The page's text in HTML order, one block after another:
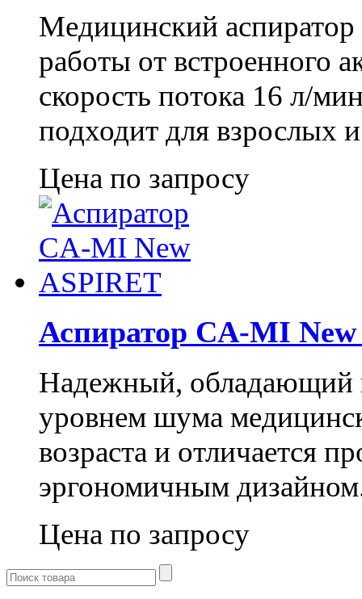
Медицинский
работы от встроенного
скорость потока 16 л/
подходит для взрослых
Цена по запросу
Аспиратор CA-MI
Надежный, обладающий
уровнем шума
возраста и отличается
эргономичным
Цена по запросу